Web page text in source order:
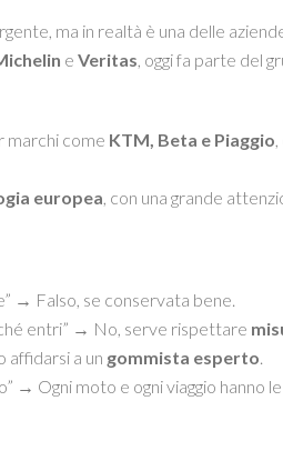
ma in realtà è una delle
e Veritas, oggi fa parte del
marchi come KTM, Beta e Piaggio
europea, con una grande
→ Falso, se conservata bene.
entri” → No, serve rispettare
affidarsi a un gommista esperto.
→ Ogni moto e ogni viaggio hanno